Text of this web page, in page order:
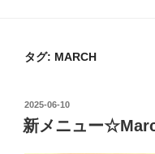
タグ: MARCH
投
稿
日:
2025-06-10
新メニュー